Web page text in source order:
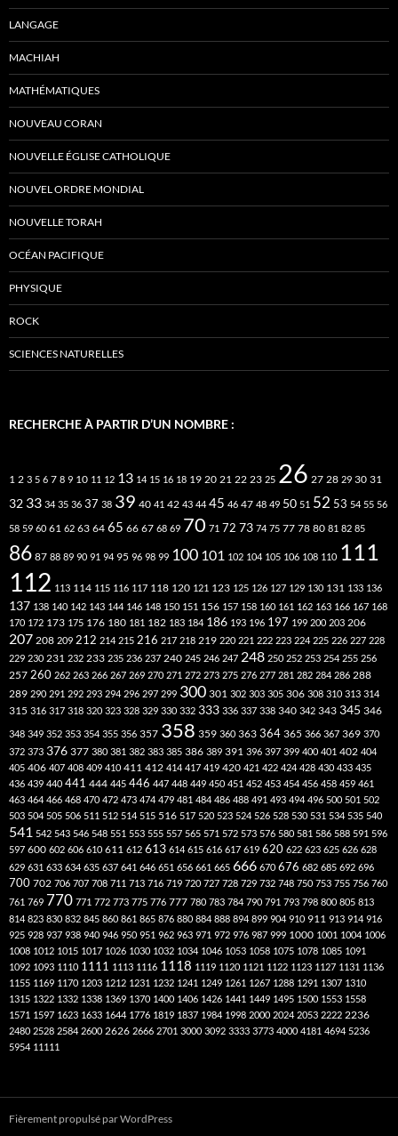
LANGAGE
MACHIAH
MATHÉMATIQUES
NOUVEAU CORAN
NOUVELLE ÉGLISE CATHOLIQUE
NOUVEL ORDRE MONDIAL
NOUVELLE TORAH
OCÉAN PACIFIQUE
PHYSIQUE
ROCK
SCIENCES NATURELLES
RECHERCHE À PARTIR D’UN NOMBRE :
1 2 3 5 6 7 8 9 10 11 12 13 14 15 16 18 19 20 21 22 23 25 26 27 28 29 30 31
32 33 34 35 36 37 38 39 40 41 42 43 44 45 46 47 48 49 50 51 52 53 54 55 56
58 59 60 61 62 63 64 65 66 67 68 69 70 71 72 73 74 75 77 78 80 81 82 85
86 87 88 89 90 91 94 95 96 98 99 100 101 102 104 105 106 108 110 111
112 113 114 115 116 117 118 120 121 123 125 126 127 129 130 131 133 136
137 138 140 142 143 144 146 148 150 151 156 157 158 160 161 162 163 166 167 168
170 172 173 175 176 180 181 182 183 184 186 193 196 197 199 200 203 206
207 208 209 212 214 215 216 217 218 219 220 221 222 223 224 225 226 227 228
229 230 231 232 233 235 236 237 240 245 246 247 248 250 252 253 254 255 256
257 260 262 263 266 267 269 270 271 272 273 275 276 277 281 282 284 286 288
289 290 291 292 293 294 296 297 299 300 301 302 303 305 306 308 310 313 314
315 316 317 318 320 323 328 329 330 332 333 336 337 338 340 342 343 345 346
348 349 352 353 354 355 356 357 358 359 360 363 364 365 366 367 369 370
372 373 376 377 380 381 382 383 385 386 389 391 396 397 399 400 401 402 404
405 406 407 408 409 410 411 412 414 417 419 420 421 422 424 428 430 433 435
436 439 440 441 444 445 446 447 448 449 450 451 452 453 454 456 458 459 461
463 464 466 468 470 472 473 474 479 481 484 486 488 491 493 494 496 500 501 502
503 504 505 506 511 512 514 515 516 517 520 523 524 526 528 530 531 534 535 540
541 542 543 546 548 551 553 555 557 565 571 572 573 576 580 581 586 588 591 596
597 600 602 606 610 611 612 613 614 615 616 617 619 620 622 623 625 626 628
629 631 633 634 635 637 641 646 651 656 661 665 666 670 676 682 685 692 696
700 702 706 707 708 711 713 716 719 720 727 728 729 732 748 750 753 755 756 760
761 769 770 771 772 773 775 776 777 780 783 784 790 791 793 798 800 805 813
814 823 830 832 845 860 861 865 876 880 884 888 894 899 904 910 911 913 914 916
925 928 937 938 940 946 950 951 962 963 971 972 976 987 999 1000 1001 1004 1006
1008 1012 1015 1017 1026 1030 1032 1034 1046 1053 1058 1075 1078 1085 1091
1092 1093 1110 1111 1113 1116 1118 1119 1120 1121 1122 1123 1127 1131 1136
1155 1169 1170 1203 1212 1231 1232 1241 1249 1261 1267 1288 1291 1307 1310
1315 1322 1332 1338 1369 1370 1400 1406 1426 1441 1449 1495 1500 1553 1558
1571 1597 1623 1633 1644 1776 1819 1837 1984 1998 2000 2024 2053 2222 2236
2480 2528 2584 2600 2626 2666 2701 3000 3092 3333 3773 4000 4181 4694 5236
5954 11111
Fièrement propulsé par WordPress